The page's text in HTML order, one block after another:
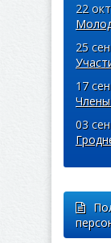
22
25
17
03